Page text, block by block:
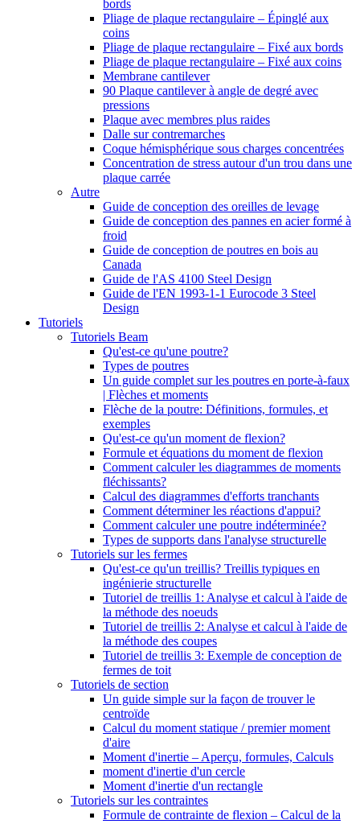
bords
Pliage de plaque rectangulaire – Épinglé aux
coins
Pliage de plaque rectangulaire – Fixé aux bords
Pliage de plaque rectangulaire – Fixé aux coins
Membrane cantilever
90 Plaque cantilever à angle de degré avec
pressions
Plaque avec membres plus raides
Dalle sur contremarches
Coque hémisphérique sous charges concentrées
Concentration de stress autour d'un trou dans une
plaque carrée
Autre
Guide de conception des oreilles de levage
Guide de conception des pannes en acier formé à
froid
Guide de conception de poutres en bois au
Canada
Guide de l'AS 4100 Steel Design
Guide de l'EN 1993-1-1 Eurocode 3 Steel
Design
Tutoriels
Tutoriels Beam
Qu'est-ce qu'une poutre?
Types de poutres
Un guide complet sur les poutres en porte-à-faux
| Flèches et moments
Flèche de la poutre: Définitions, formules, et
exemples
Qu'est-ce qu'un moment de flexion?
Formule et équations du moment de flexion
Comment calculer les diagrammes de moments
fléchissants?
Calcul des diagrammes d'efforts tranchants
Comment déterminer les réactions d'appui?
Comment calculer une poutre indéterminée?
Types de supports dans l'analyse structurelle
Tutoriels sur les fermes
Qu'est-ce qu'un treillis? Treillis typiques en
ingénierie structurelle
Tutoriel de treillis 1: Analyse et calcul à l'aide de
la méthode des noeuds
Tutoriel de treillis 2: Analyse et calcul à l'aide de
la méthode des coupes
Tutoriel de treillis 3: Exemple de conception de
fermes de toit
Tutoriels de section
Un guide simple sur la façon de trouver le
centroïde
Calcul du moment statique / premier moment
d'aire
Moment d'inertie – Aperçu, formules, Calculs
moment d'inertie d'un cercle
Moment d'inertie d'un rectangle
Tutoriels sur les contraintes
Formule de contrainte de flexion – Calcul de la